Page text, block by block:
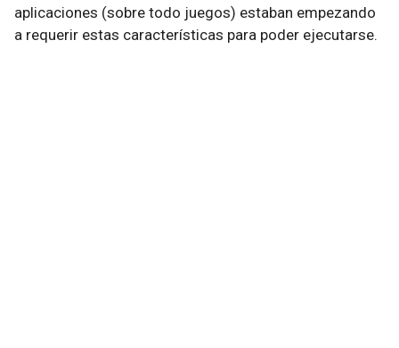
aplicaciones (sobre todo juegos) estaban empezando
a requerir estas características para poder ejecutarse.